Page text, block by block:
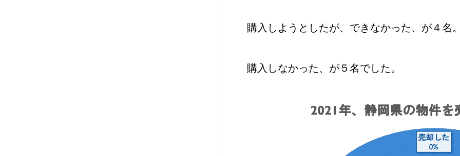
購入しようとしたが、できなかった、が４名
購入しなかった、が５名でした。